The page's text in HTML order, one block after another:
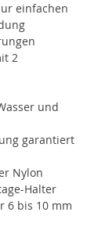
einfachen
2
und
garantiert
Nylon
Halter
6 bis 10 mm